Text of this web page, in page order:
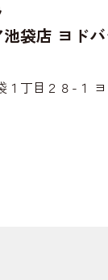
袋店 ヨド
１丁目２８-１